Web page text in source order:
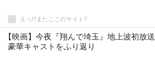
えっ!?またここのサイト?
【映画】今夜『翔んで埼玉』地上波初放送
豪華キャストをふり返り